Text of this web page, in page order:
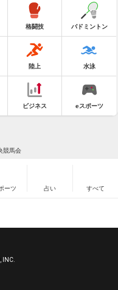
格闘技 バドミントン
陸上 水泳
ビジネス eスポーツ
競馬会
ーツ 占い すべて
INC.